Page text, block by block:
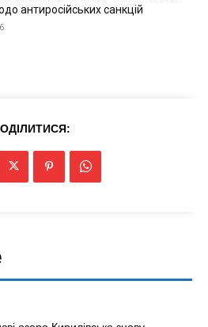
антиросійських санкцій